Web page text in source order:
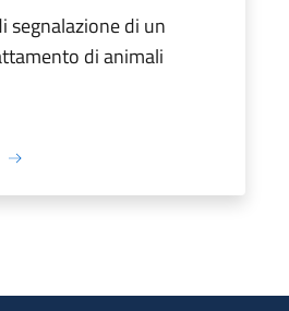
segnalazione di un
di animali